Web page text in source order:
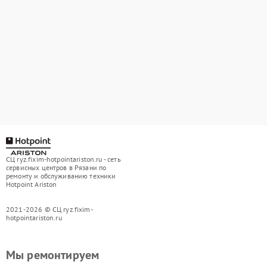
СЦ ryz.fixim-hotpointariston.ru - сеть
сервисных центров в Рязани по
ремонту и обслуживанию техники
Hotpoint Ariston
2021-2026 © СЦ ryz.fixim-
hotpointariston.ru
Мы ремонтируем